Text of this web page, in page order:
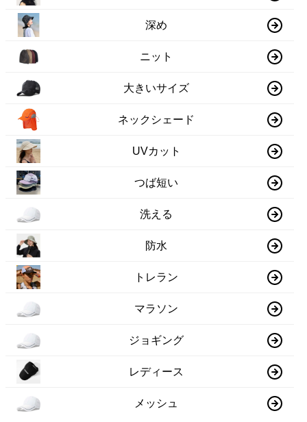
深め
ニット
大きいサイズ
ネックシェード
UVカット
つば短い
洗える
防水
トレラン
マラソン
ジョギング
レディース
メッシュ